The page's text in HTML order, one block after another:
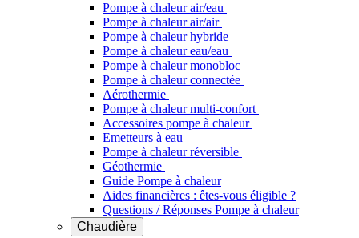
Pompe à chaleur air/eau
Pompe à chaleur air/air
Pompe à chaleur hybride
Pompe à chaleur​ eau/eau
Pompe à chaleur monobloc
Pompe à chaleur connectée
Aérothermie
Pompe à chaleur multi-confort
Accessoires pompe à chaleur
Emetteurs à eau
Pompe à chaleur réversible
Géothermie
Guide Pompe à chaleur
Aides financières : êtes-vous éligible ?
Questions / Réponses Pompe à chaleur
Chaudière